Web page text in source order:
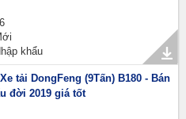
khẩu
tải DongFeng (9Tấn) B180 - Bán
đời 2019 giá tốt